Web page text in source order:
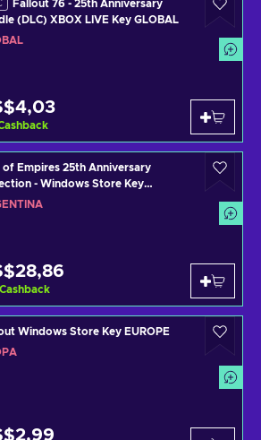
Fallout 76 - 25th Anniversary
(DLC) XBOX LIVE Key GLOBAL
of Empires 25th Anniversary
Store Key
Cashback
Windows Store Key EUROPE